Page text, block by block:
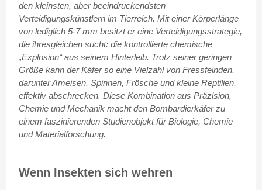
den kleinsten, aber beeindruckendsten
Verteidigungskünstlern im Tierreich. Mit einer Körperlänge
von lediglich 5-7 mm besitzt er eine Verteidigungsstrategie,
die ihresgleichen sucht: die kontrollierte chemische
„Explosion“ aus seinem Hinterleib. Trotz seiner geringen
Größe kann der Käfer so eine Vielzahl von Fressfeinden,
darunter Ameisen, Spinnen, Frösche und kleine Reptilien,
effektiv abschrecken. Diese Kombination aus Präzision,
Chemie und Mechanik macht den Bombardierkäfer zu
einem faszinierenden Studienobjekt für Biologie, Chemie
und Materialforschung.
Wenn Insekten sich wehren